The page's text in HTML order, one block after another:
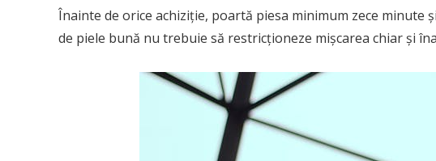
Înainte de orice achiziție, poartă piesa minimum zece minute
de piele bună nu trebuie să restricționeze mișcarea chiar și